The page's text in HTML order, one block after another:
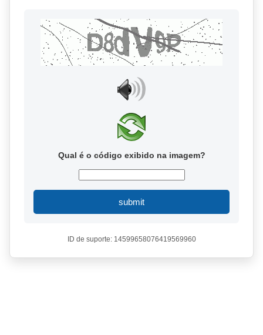
Qual é o código exibido na imagem?
submit
ID de suporte: 14599658076419569960